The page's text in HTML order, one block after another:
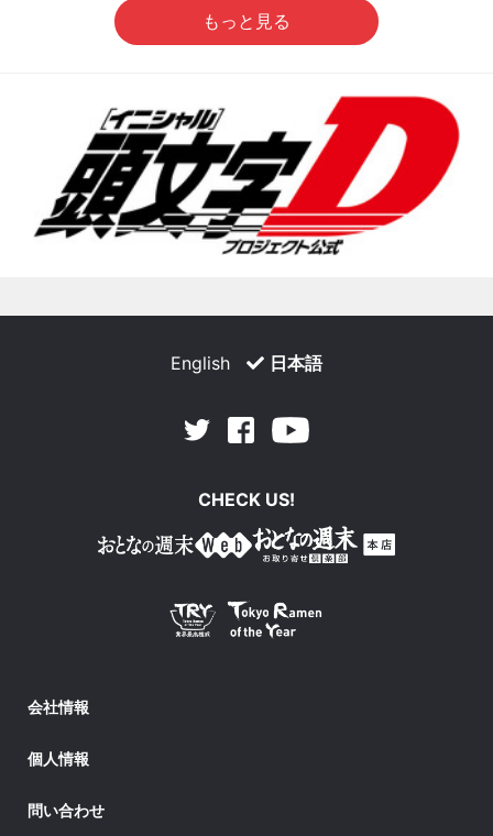
もっと見る
English 日本語
Twitter Facebook
CHECK US!
会社情報
個人情報
問い合わせ